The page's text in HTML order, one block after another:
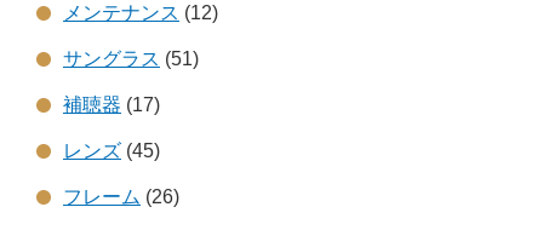
メンテナンス (12)
サングラス (51)
補聴器 (17)
レンズ (45)
フレーム (26)